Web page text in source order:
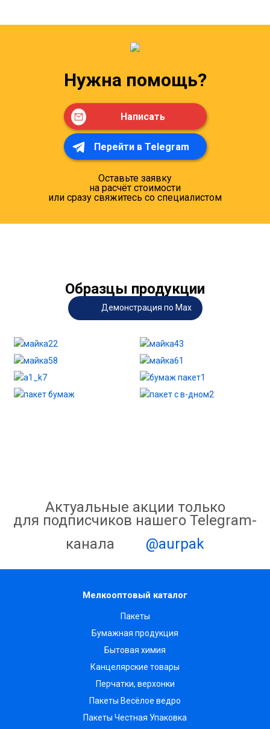
Нужна помощь?
Написать
Перейти в Telegram
Оставьте заявку
на расчёт стоимости
или сразу свяжитесь со специалистом
Образцы продукции
Демонстрация по Max
Актуальные акции только
для подписчиков нашего Telegram-
канала
@aurpak
Мелкооптовый каталог
Пакеты
Бумажная продукция
Бытовая химия
Канцелярские товары
Перчатки, верхонки
Пакеты Весёлое ведро
Пакеты Честная Упаковка